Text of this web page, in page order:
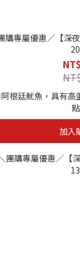
購專屬優惠／【深
根廷魷魚，具有高
有DHA、EPA等高
自有加工廠水質有
控管，在生產過程
理，無添加物，
加入